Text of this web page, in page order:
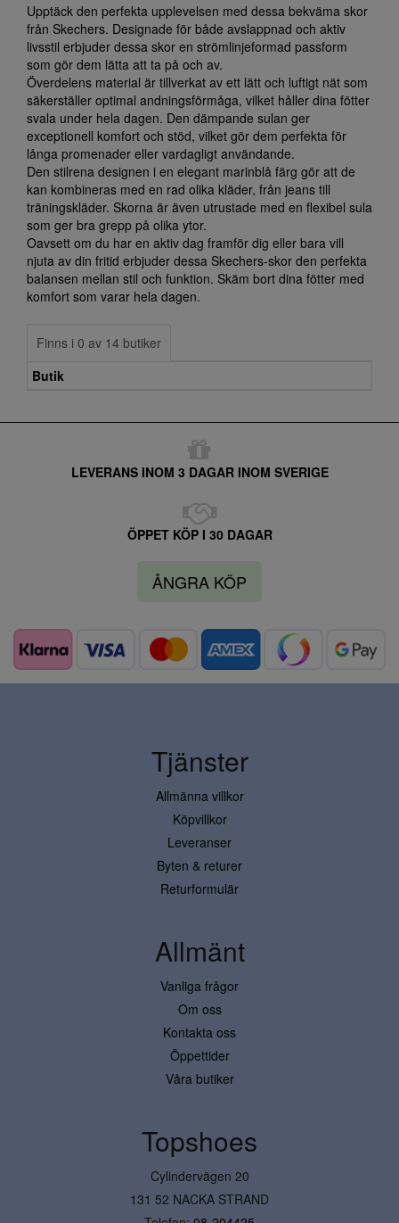
Upptäck den perfekta upplevelsen med dessa bekväma skor
från Skechers. Designade för både avslappnad och aktiv
livsstil erbjuder dessa skor en strömlinjeformad passform
som gör dem lätta att ta på och av.
Överdelens material är tillverkat av ett lätt och luftigt nät som
säkerställer optimal andningsförmåga, vilket håller dina fötter
svala under hela dagen. Den dämpande sulan ger
exceptionell komfort och stöd, vilket gör dem perfekta för
långa promenader eller vardagligt användande.
Den stilrena designen i en elegant marinblå färg gör att de
kan kombineras med en rad olika kläder, från jeans till
träningskläder. Skorna är även utrustade med en flexibel sula
som ger bra grepp på olika ytor.
Oavsett om du har en aktiv dag framför dig eller bara vill
njuta av din fritid erbjuder dessa Skechers-skor den perfekta
balansen mellan stil och funktion. Skäm bort dina fötter med
komfort som varar hela dagen.
Finns i 0 av 14 butiker
Butik
LEVERANS INOM 3 DAGAR INOM SVERIGE
ÖPPET KÖP I 30 DAGAR
ÅNGRA KÖP
Tjänster
Allmänna villkor
Köpvillkor
Leveranser
Byten & returer
Returformulär
Allmänt
Vanliga frågor
Om oss
Kontakta oss
Öppettider
Våra butiker
Topshoes
Cylindervägen 20
131 52 NACKA STRAND